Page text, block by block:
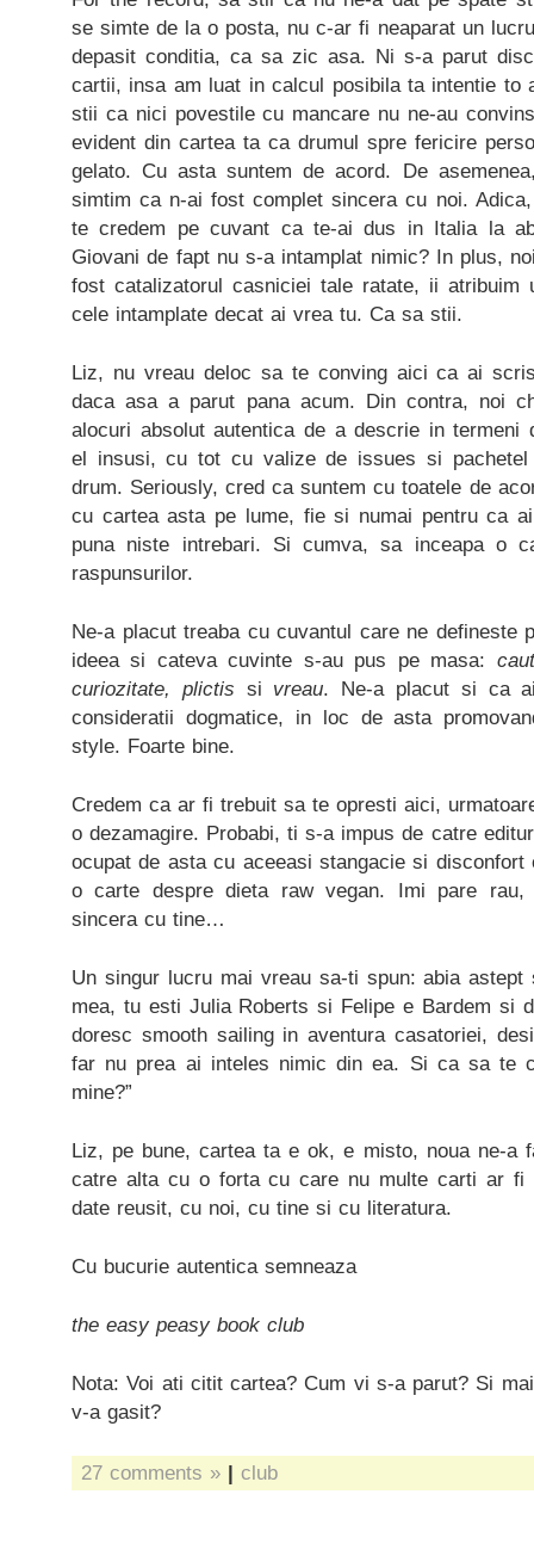
se simte de la o posta, nu c-ar fi neaparat un
depasit conditia, ca sa zic asa. Ni s-a parut
cartii, insa am luat in calcul posibila ta intentie to
stii ca nici povestile cu mancare nu ne-au
evident din cartea ta ca drumul spre fericire
gelato. Cu asta suntem de acord. De
simtim ca n-ai fost complet sincera cu noi.
te credem pe cuvant ca te-ai dus in Italia la
Giovani de fapt nu s-a intamplat nimic? In plus,
fost catalizatorul casniciei tale ratate, ii atribuim
cele intamplate decat ai vrea tu. Ca sa stii.
Liz, nu vreau deloc sa te conving aici ca ai
daca asa a parut pana acum. Din contra, noi
alocuri absolut autentica de a descrie in termeni
el insusi, cu tot cu valize de issues si
drum. Seriously, cred ca suntem cu toatele de
cu cartea asta pe lume, fie si numai pentru ca
puna niste intrebari. Si cumva, sa inceapa o
raspunsurilor.
Ne-a placut treaba cu cuvantul care ne defineste
ideea si cateva cuvinte s-au pus pe masa:
curiozitate, plictis si vreau. Ne-a placut si ca
consideratii dogmatice, in loc de asta
style. Foarte bine.
Credem ca ar fi trebuit sa te opresti aici,
o dezamagire. Probabi, ti s-a impus de catre
ocupat de asta cu aceeasi stangacie si
o carte despre dieta raw vegan. Imi pare
sincera cu tine…
Un singur lucru mai vreau sa-ti spun: abia
mea, tu esti Julia Roberts si Felipe e Bardem si
doresc smooth sailing in aventura casatoriei,
far nu prea ai inteles nimic din ea. Si ca sa te
mine?”
Liz, pe bune, cartea ta e ok, e misto, noua ne-a
catre alta cu o forta cu care nu multe carti ar fi
date reusit, cu noi, cu tine si cu literatura.
Cu bucurie autentica semneaza
the easy peasy book club
Nota: Voi ati citit cartea? Cum vi s-a parut? Si
v-a gasit?
27 comments » | club